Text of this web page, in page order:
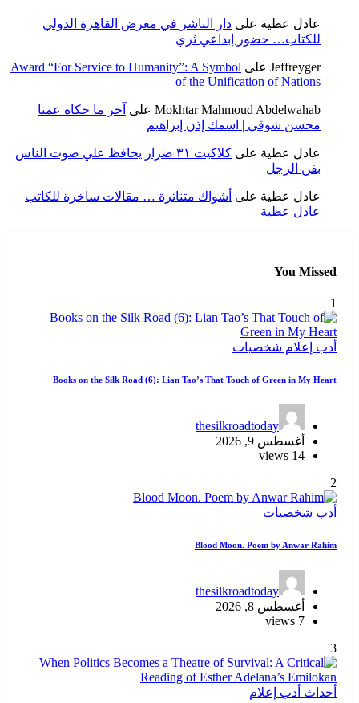
عادل عطية على دار الناشر في معرض القاهرة الدولي
للكتاب… حضور إبداعي ثري
Jeffreyger على Award “For Service to Humanity”: A Symbol
of the Unification of Nations
Mokhtar Mahmoud Abdelwahab على آخر ما حكاه عمنا
محسن شوقي | اسمك إذن إبراهيم
عادل عطية على
كلاكيت ٣١ ضرار يحافظ علي صوت الناس
بفن الزجل
عادل عطية على أشواك متناثرة … مقالات ساخرة للكاتب
عادل عطية
You Missed
1
أدب إعلام شخصيات
Books on the Silk Road (6): Lian Tao’s That Touch of Green in My Heart
thesilkroadtoday
أغسطس 9, 2026
14 views
2
أدب شخصيات
Blood Moon. Poem by Anwar Rahim
thesilkroadtoday
أغسطس 8, 2026
7 views
3
أحداث أدب إعلام